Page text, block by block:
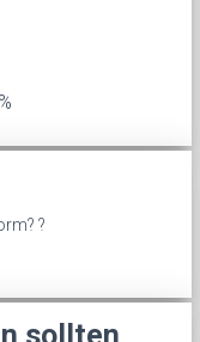
?
sollten